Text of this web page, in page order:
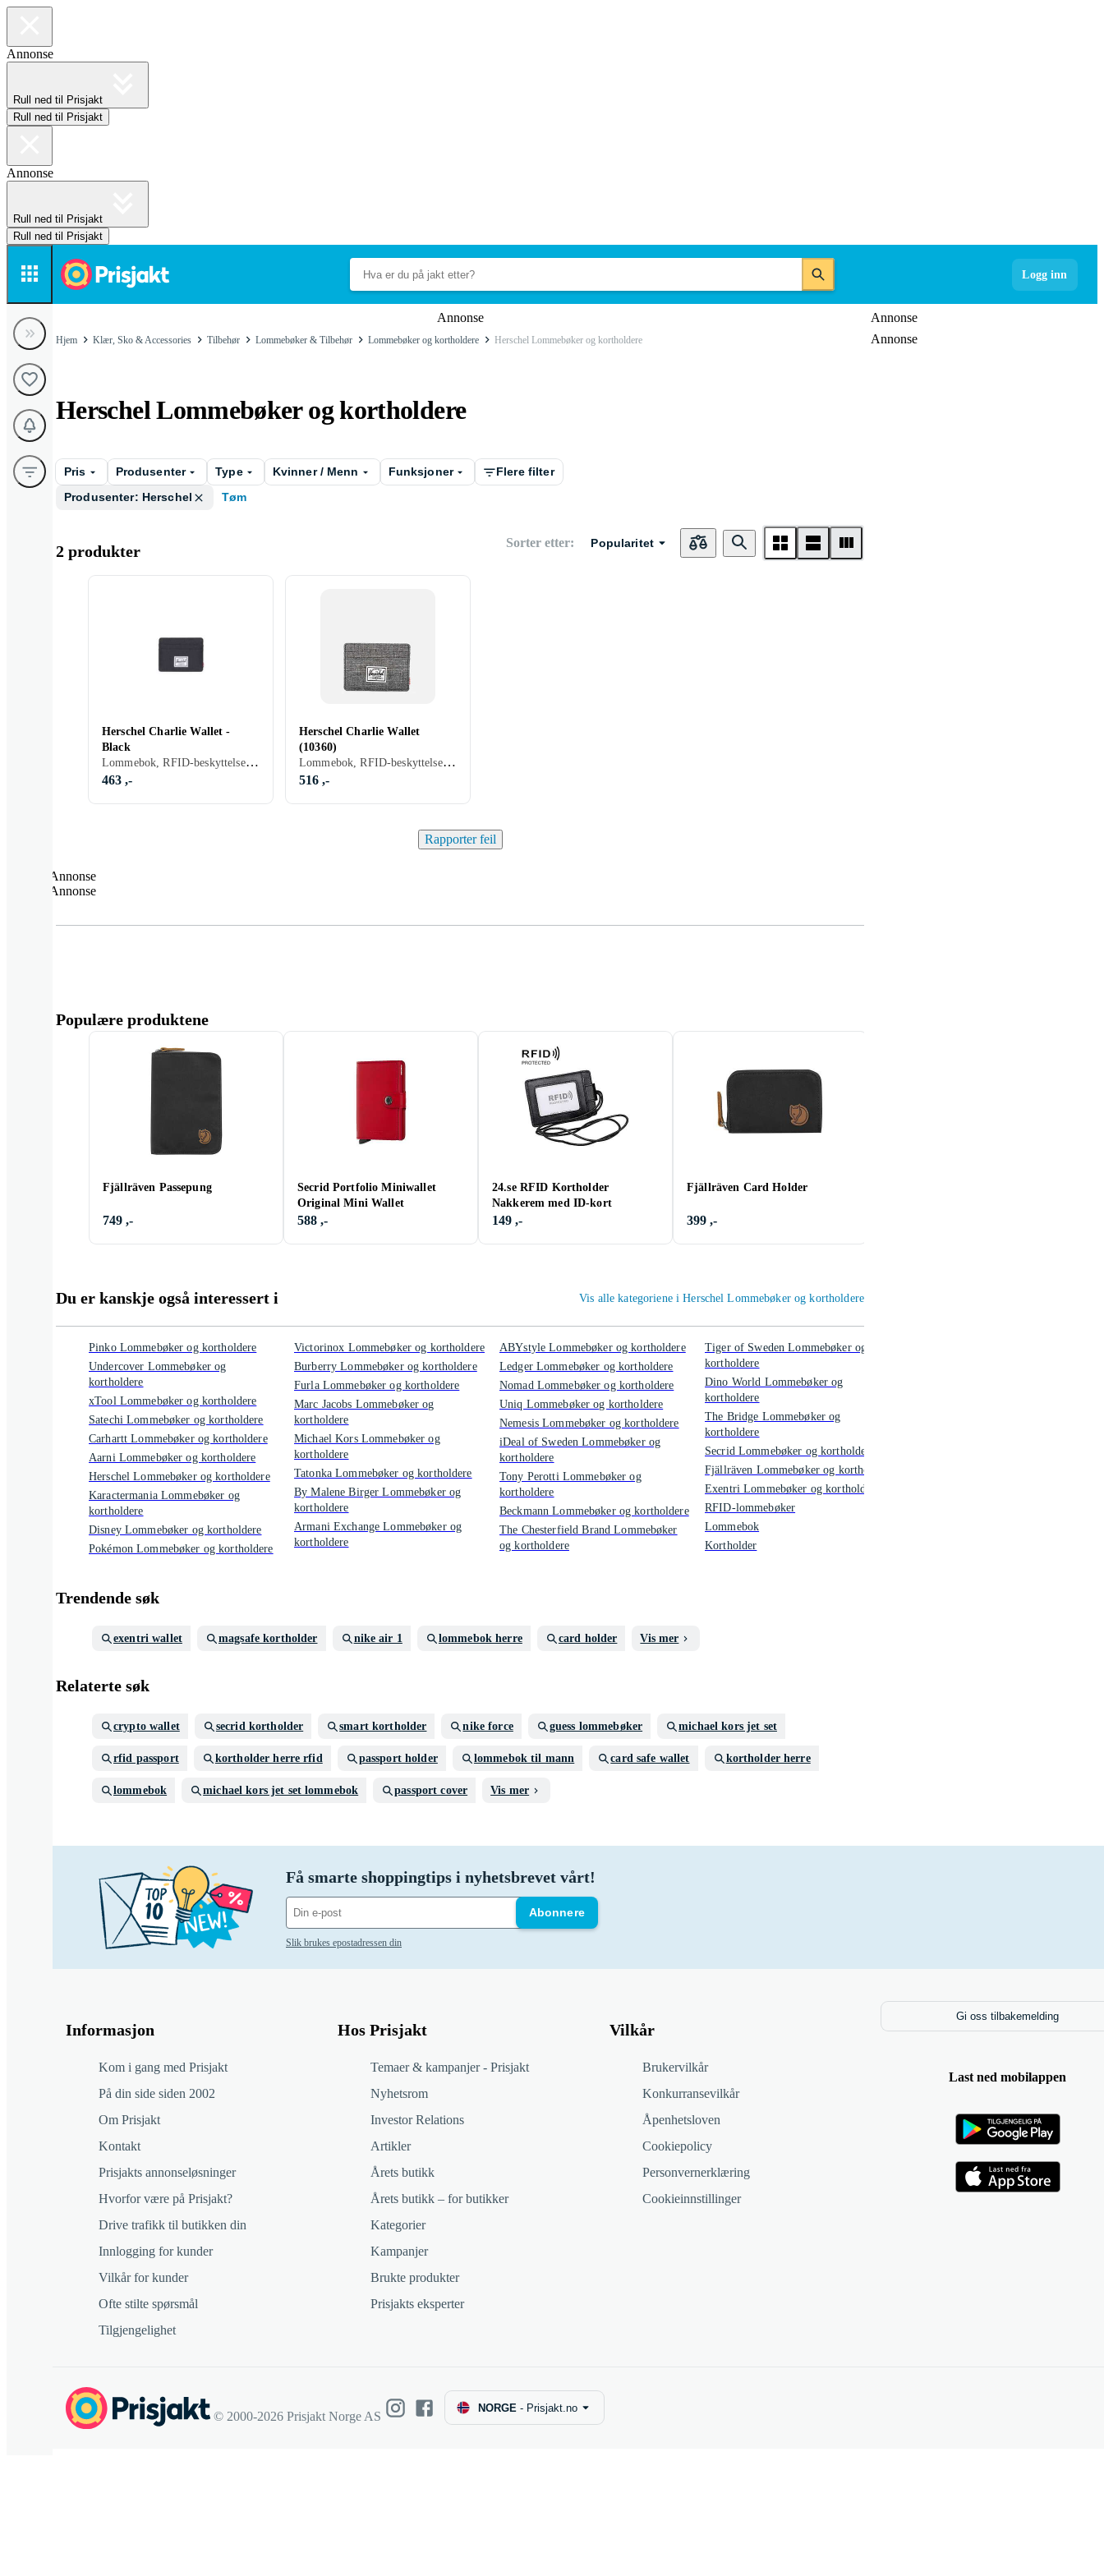
Annonse
Rull ned til Prisjakt
Rull ned til Prisjakt
Annonse
Rull ned til Prisjakt
Rull ned til Prisjakt
Logg inn
Annonse
Annonse
Annonse
Hjem Klær, Sko & Accessories Tilbehør Lommebøker & Tilbehør Lommebøker og kortholdere Herschel Lommebøker og kortholdere
Herschel Lommebøker og kortholdere
Pris Produsenter Type Kvinner / Menn Funksjoner
Flere filter
Produsenter: Herschel
Tøm
2 produkter Sorter etter: Popularitet
Herschel Charlie Wallet -
Black
Lommebok, RFID-beskyttelse, Kvinner, Herre
463 ,-
Herschel Charlie Wallet
(10360)
Lommebok, RFID-beskyttelse, Herre
516 ,-
Rapporter feil
Annonse
Annonse
Populære produktene
Fjällräven Passepung
749 ,-
Secrid Portfolio Miniwallet
Original Mini Wallet
588 ,-
24.se RFID Kortholder
Nakkerem med ID-kort
149 ,-
Fjällräven Card Holder
399 ,-
Du er kanskje også interessert i Vis alle kategoriene i Herschel Lommebøker og kortholdere
Pinko Lommebøker og kortholdere
Undercover Lommebøker og
kortholdere
xTool Lommebøker og kortholdere
Satechi Lommebøker og kortholdere
Carhartt Lommebøker og kortholdere
Aarni Lommebøker og kortholdere
Herschel Lommebøker og kortholdere
Karactermania Lommebøker og
kortholdere
Disney Lommebøker og kortholdere
Pokémon Lommebøker og kortholdere
Victorinox Lommebøker og kortholdere
Burberry Lommebøker og kortholdere
Furla Lommebøker og kortholdere
Marc Jacobs Lommebøker og
kortholdere
Michael Kors Lommebøker og
kortholdere
Tatonka Lommebøker og kortholdere
By Malene Birger Lommebøker og
kortholdere
Armani Exchange Lommebøker og
kortholdere
ABYstyle Lommebøker og kortholdere
Ledger Lommebøker og kortholdere
Nomad Lommebøker og kortholdere
Uniq Lommebøker og kortholdere
Nemesis Lommebøker og kortholdere
iDeal of Sweden Lommebøker og
kortholdere
Tony Perotti Lommebøker og
kortholdere
Beckmann Lommebøker og kortholdere
The Chesterfield Brand Lommebøker
og kortholdere
Tiger of Sweden Lommebøker og
kortholdere
Dino World Lommebøker og
kortholdere
The Bridge Lommebøker og
kortholdere
Secrid Lommebøker og kortholdere
Fjällräven Lommebøker og kortholdere
Exentri Lommebøker og kortholdere
RFID-lommebøker
Lommebok
Kortholder
Trendende søk
exentri wallet magsafe kortholder nike air 1 lommebok herre card holder Vis mer
Relaterte søk
crypto wallet secrid kortholder smart kortholder nike force guess lommebøker michael kors jet set
rfid passport kortholder herre rfid passport holder lommebok til mann card safe wallet kortholder herre
lommebok michael kors jet set lommebok passport cover Vis mer
Få smarte shoppingtips i nyhetsbrevet vårt!
Abonnere
Slik brukes epostadressen din
Informasjon
Kom i gang med Prisjakt
På din side siden 2002
Om Prisjakt
Kontakt
Prisjakts annonseløsninger
Hvorfor være på Prisjakt?
Drive trafikk til butikken din
Innlogging for kunder
Vilkår for kunder
Ofte stilte spørsmål
Tilgjengelighet
Hos Prisjakt
Temaer & kampanjer - Prisjakt
Nyhetsrom
Investor Relations
Artikler
Årets butikk
Årets butikk – for butikker
Kategorier
Kampanjer
Brukte produkter
Prisjakts eksperter
Vilkår
Brukervilkår
Konkurransevilkår
Åpenhetsloven
Cookiepolicy
Personvernerklæring
Cookieinnstillinger
Gi oss tilbakemelding
Last ned mobilappen
© 2000-2026 Prisjakt Norge AS
NORGE - Prisjakt.no